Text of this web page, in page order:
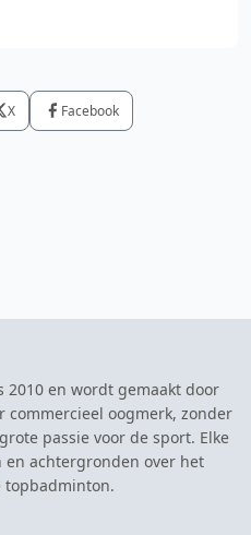
X Facebook
en wordt gemaakt door
oogmerk, zonder
passie voor de sport. Elke
achtergronden over het
topbadminton.